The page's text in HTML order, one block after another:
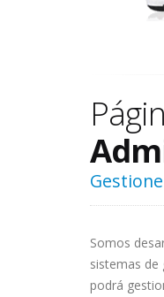
Somos
sistemas de
podrá